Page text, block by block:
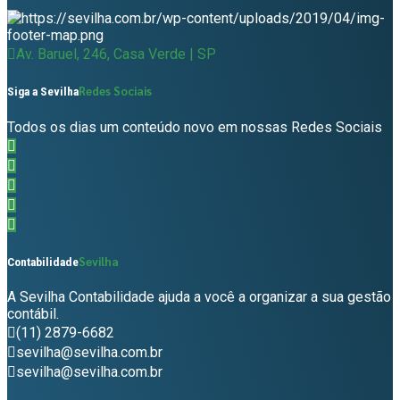
Av. Baruel, 246, Casa Verde | SP
Siga a SevilhaRedes Sociais
Todos os dias um conteúdo novo em nossas Redes Sociais
ContabilidadeSevilha
A Sevilha Contabilidade ajuda a você a organizar a sua gestão
contábil.
(11) 2879-6682
sevilha@sevilha.com.br
sevilha@sevilha.com.br